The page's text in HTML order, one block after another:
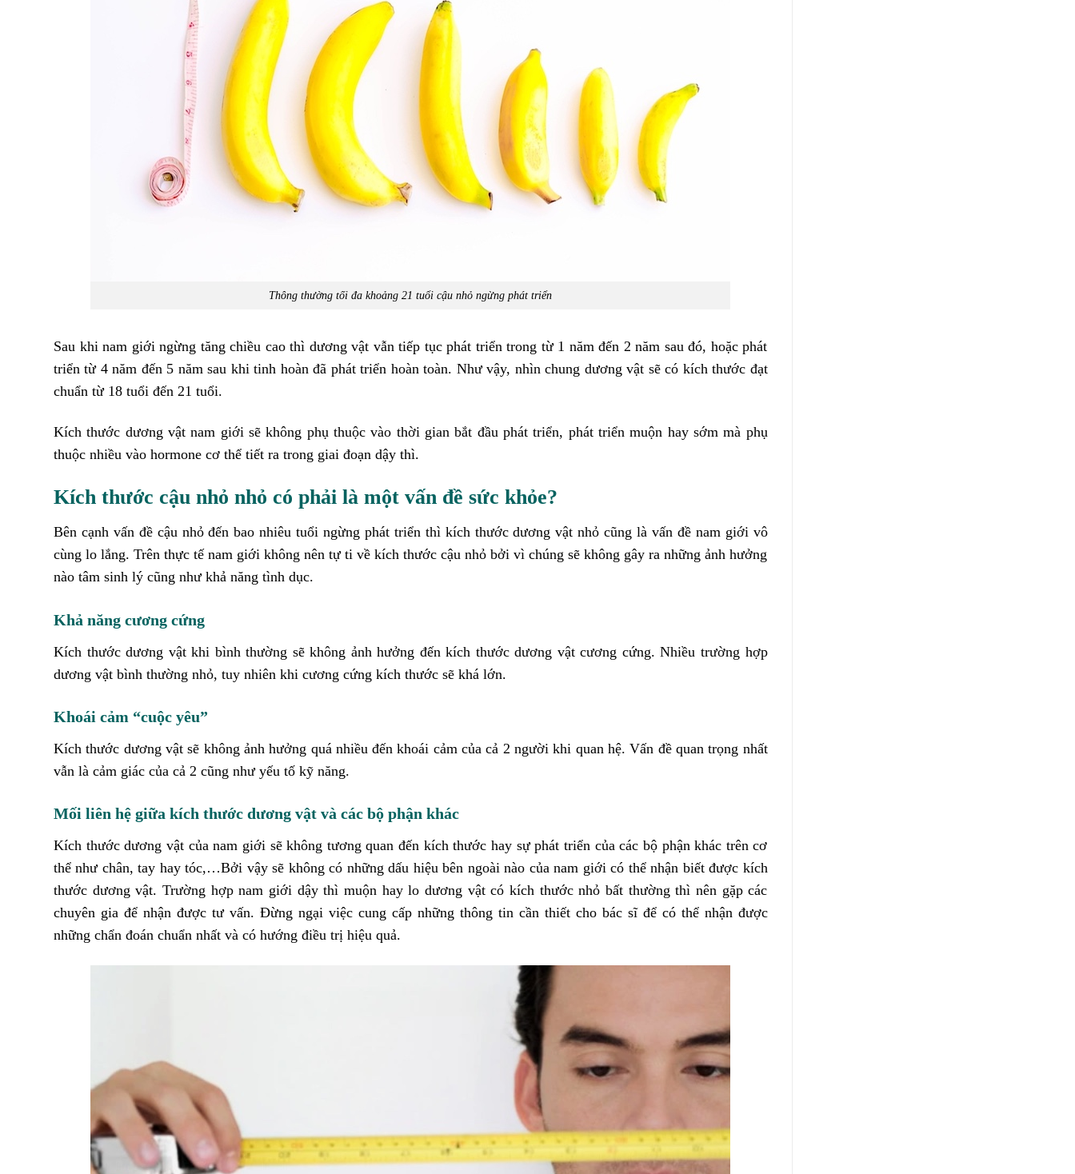
Thông thường tối đa khoảng 21 tuổi cậu nhỏ ngừng phát triển
Sau khi nam giới ngừng tăng chiều cao thì dương vật vẫn tiếp tục phát triển trong từ 1 năm đến 2 năm sau đó, hoặc phát
triển từ 4 năm đến 5 năm sau khi tinh hoàn đã phát triển hoàn toàn. Như vậy, nhìn chung dương vật sẽ có kích thước đạt
chuẩn từ 18 tuổi đến 21 tuổi.
Kích thước dương vật nam giới sẽ không phụ thuộc vào thời gian bắt đầu phát triển, phát triển muộn hay sớm mà phụ
thuộc nhiều vào hormone cơ thể tiết ra trong giai đoạn dậy thì.
Kích thước cậu nhỏ nhỏ có phải là một vấn đề sức khỏe?
Bên cạnh vấn đề cậu nhỏ đến bao nhiêu tuổi ngừng phát triển thì kích thước dương vật nhỏ cũng là vấn đề nam giới vô
cùng lo lắng. Trên thực tế nam giới không nên tự ti về kích thước cậu nhỏ bởi vì chúng sẽ không gây ra những ảnh hưởng
nào tâm sinh lý cũng như khả năng tình dục.
Khả năng cương cứng
Kích thước dương vật khi bình thường sẽ không ảnh hưởng đến kích thước dương vật cương cứng. Nhiều trường hợp
dương vật bình thường nhỏ, tuy nhiên khi cương cứng kích thước sẽ khá lớn.
Khoái cảm “cuộc yêu”
Kích thước dương vật sẽ không ảnh hưởng quá nhiều đến khoái cảm của cả 2 người khi quan hệ. Vấn đề quan trọng nhất
vẫn là cảm giác của cả 2 cũng như yếu tố kỹ năng.
Mối liên hệ giữa kích thước dương vật và các bộ phận khác
Kích thước dương vật của nam giới sẽ không tương quan đến kích thước hay sự phát triển của các bộ phận khác trên cơ
thể như chân, tay hay tóc,…Bởi vậy sẽ không có những dấu hiệu bên ngoài nào của nam giới có thể nhận biết được kích
thước dương vật. Trường hợp nam giới dậy thì muộn hay lo dương vật có kích thước nhỏ bất thường thì nên gặp các
chuyên gia để nhận được tư vấn. Đừng ngại việc cung cấp những thông tin cần thiết cho bác sĩ để có thể nhận được
những chẩn đoán chuẩn nhất và có hướng điều trị hiệu quả.